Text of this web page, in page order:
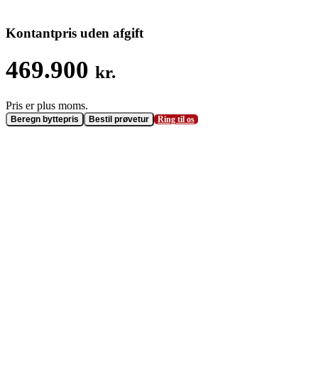
Kontantpris uden afgift
469.900 kr.
Beregn byttepris Bestil prøvetur Ring til os